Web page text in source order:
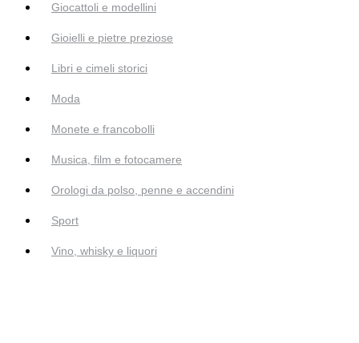
Giocattoli e modellini
Gioielli e pietre preziose
Libri e cimeli storici
Moda
Monete e francobolli
Musica, film e fotocamere
Orologi da polso, penne e accendini
Sport
Vino, whisky e liquori